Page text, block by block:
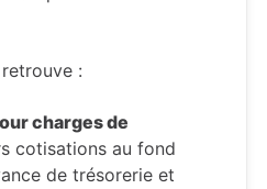
:
charges de
cotisations au fond
de trésorerie et